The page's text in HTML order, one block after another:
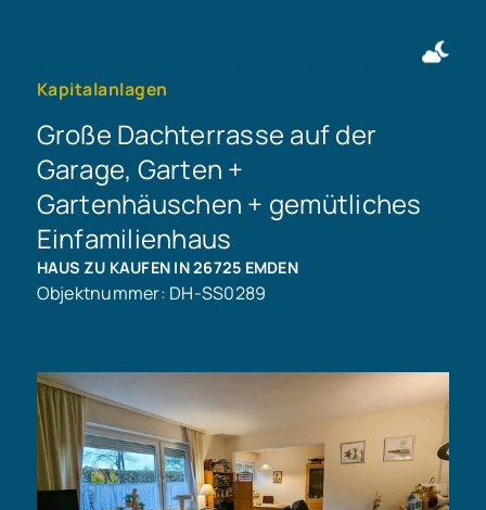
Kapitalanlagen
Große Dachterrasse auf der
Garage, Garten +
Gartenhäuschen + gemütliches
Einfamilienhaus
HAUS ZU KAUFEN IN 26725 EMDEN
Objektnummer: DH-SS0289